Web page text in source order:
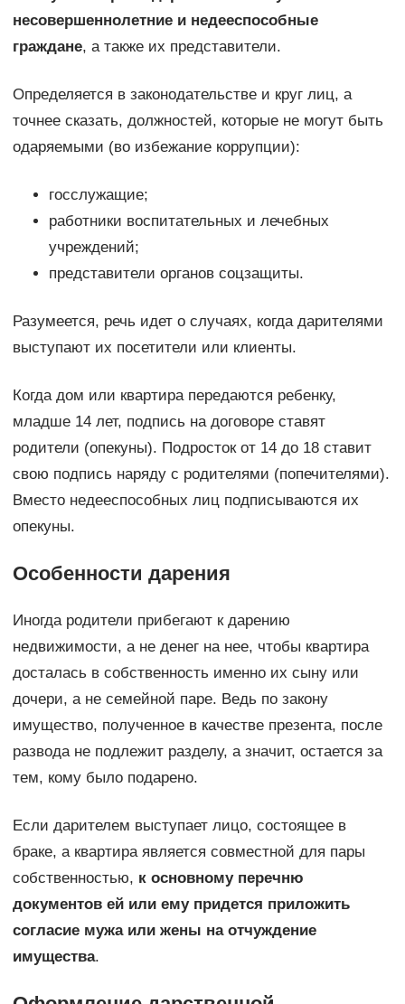
несовершеннолетние и недееспособные
граждане, а также их представители.
Определяется в законодательстве и круг лиц, а
точнее сказать, должностей, которые не могут быть
одаряемыми (во избежание коррупции):
госслужащие;
работники воспитательных и лечебных
учреждений;
представители органов соцзащиты.
Разумеется, речь идет о случаях, когда дарителями
выступают их посетители или клиенты.
Когда дом или квартира передаются ребенку,
младше 14 лет, подпись на договоре ставят
родители (опекуны). Подросток от 14 до 18 ставит
свою подпись наряду с родителями (попечителями).
Вместо недееспособных лиц подписываются их
опекуны.
Особенности дарения
Иногда родители прибегают к дарению
недвижимости, а не денег на нее, чтобы квартира
досталась в собственность именно их сыну или
дочери, а не семейной паре. Ведь по закону
имущество, полученное в качестве презента, после
развода не подлежит разделу, а значит, остается за
тем, кому было подарено.
Если дарителем выступает лицо, состоящее в
браке, а квартира является совместной для пары
собственностью, к основному перечню
документов ей или ему придется приложить
согласие мужа или жены на отчуждение
имущества.